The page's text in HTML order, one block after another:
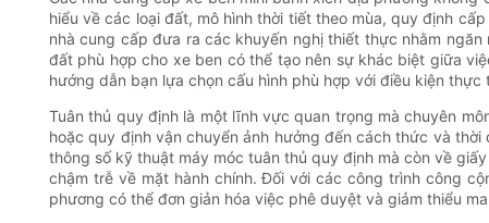
hiểu về các loại đất, mô hình thời tiết theo mùa, quy định
nhà cung cấp đưa ra các khuyến nghị thiết thực nhằm
đất phù hợp cho xe ben có thể tạo nên sự khác biệt giữa
hướng dẫn bạn lựa chọn cấu hình phù hợp với điều kiện
Tuân thủ quy định là một lĩnh vực quan trọng mà chuyên
hoặc quy định vận chuyển ảnh hưởng đến cách thức và
thông số kỹ thuật máy móc tuân thủ quy định mà còn về
chậm trễ về mặt hành chính. Đối với các công trình công
phương có thể đơn giản hóa việc phê duyệt và giảm thiểu